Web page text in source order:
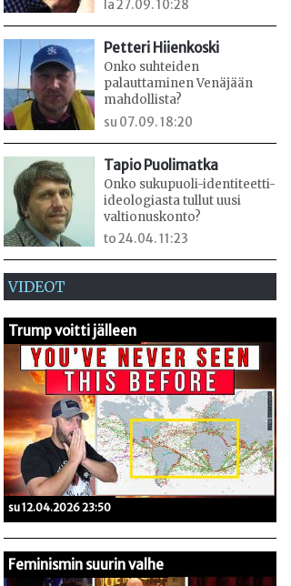
la 27.09. 10:28
Petteri Hiienkoski
Onko suhteiden
palauttaminen Venäjään
mahdollista?
su 07.09. 18:20
Tapio Puolimatka
Onko sukupuoli-identiteetti-
ideologiasta tullut uusi
valtionuskonto?
to 24.04. 11:23
VIDEOT
Trump voitti jälleen
su 12.04.2026 23:50
Feminismin suurin valhe